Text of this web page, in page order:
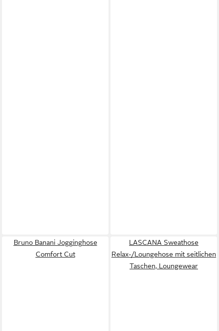
Bruno Banani Jogginghose
Comfort Cut
LASCANA Sweathose
Relax-/Loungehose mit seitlichen
Taschen, Loungewear